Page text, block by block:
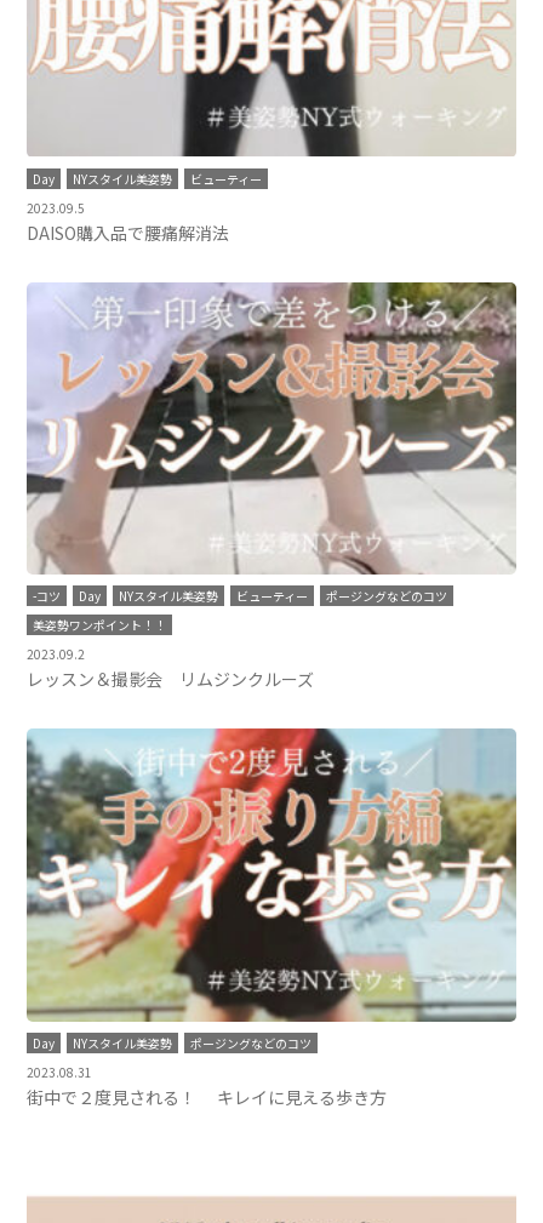
Day NYスタイル美姿勢
ビューティー
2023.09.5
DAISO購入品で腰痛解消法
-コツ Day NYスタイル美姿勢 ビューティー
ポージングなどのコツ
美姿勢ワンポイント！！
2023.09.2
レッスン＆撮影会 リムジンクルーズ
Day NYスタイル美姿勢
ポージングなどのコツ
2023.08.31
街中で２度見される！ キレイに見える歩き方